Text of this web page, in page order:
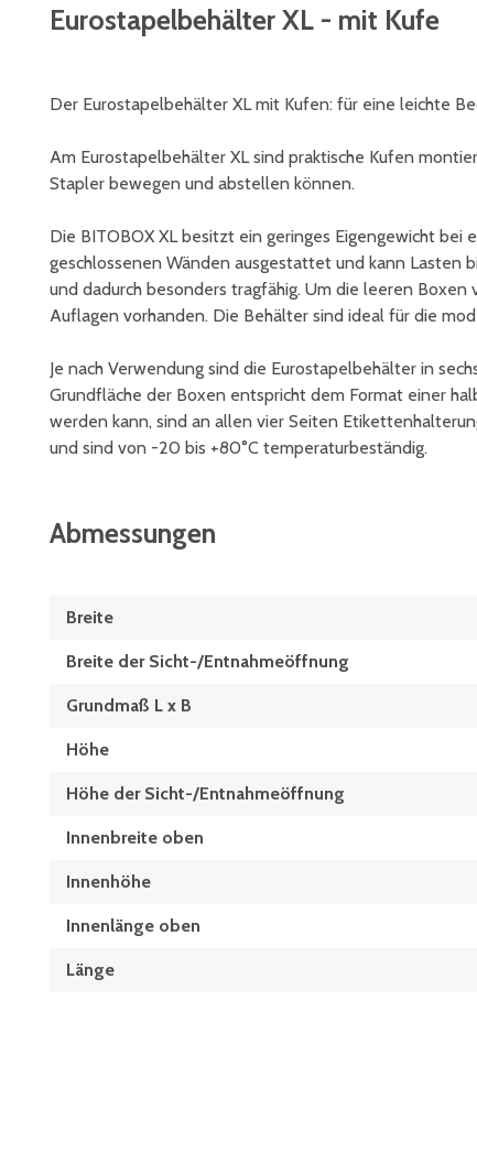
Eurostapelbehälter XL - mit Kufe
Der Eurostapelbehälter XL mit Kufen: für eine leichte
Am Eurostapelbehälter XL sind praktische Kufen
Stapler bewegen und abstellen können.
Die BITOBOX XL besitzt ein geringes Eigengewicht
geschlossenen Wänden ausgestattet und kann
und dadurch besonders tragfähig. Um die leeren
Auflagen vorhanden. Die Behälter sind ideal für die
Je nach Verwendung sind die Eurostapelbehälter in
Grundfläche der Boxen entspricht dem Format einer
werden kann, sind an allen vier Seiten
und sind von -20 bis +80°C temperaturbeständig.
Abmessungen
Breite
Breite der Sicht-/Entnahmeöffnung
Grundmaß L x B
Höhe
Höhe der Sicht-/Entnahmeöffnung
Innenbreite oben
Innenhöhe
Innenlänge oben
Länge